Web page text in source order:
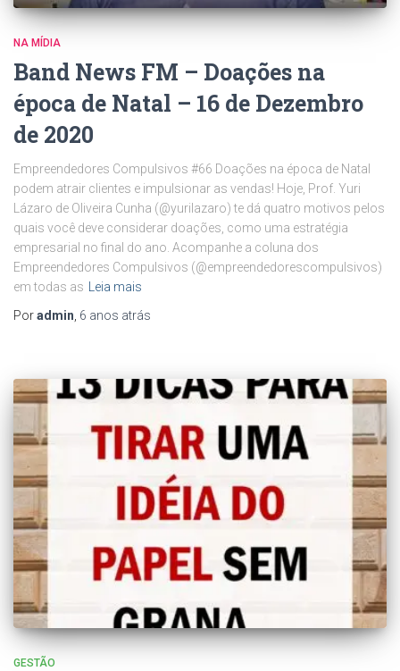
NA MÍDIA
Band News FM – Doações na
época de Natal – 16 de Dezembro
de 2020
Empreendedores Compulsivos #66 Doações na época de Natal
podem atrair clientes e impulsionar as vendas! Hoje, Prof. Yuri
Lázaro de Oliveira Cunha (@yurilazaro) te dá quatro motivos pelos
quais você deve considerar doações, como uma estratégia
empresarial no final do ano. Acompanhe a coluna dos
Empreendedores Compulsivos (@empreendedorescompulsivos)
em todas as Leia mais
Poradmin, 6 anos atrás
GESTÃO